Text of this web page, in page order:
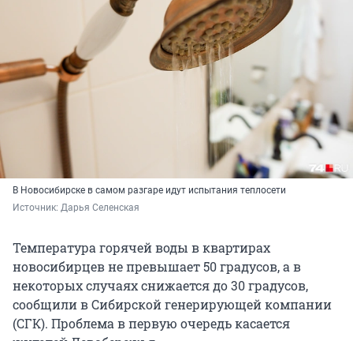
В Новосибирске в самом разгаре идут испытания теплосети
Источник: Дарья Селенская
Температура горячей воды в квартирах
новосибирцев не превышает 50 градусов, а в
некоторых случаях снижается до 30 градусов,
сообщили в Сибирской генерирующей компании
(СГК). Проблема в первую очередь касается